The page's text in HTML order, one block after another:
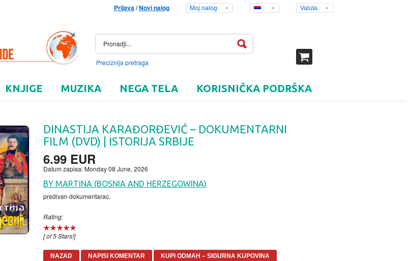
Prijava/Novi nalog Moj nalog Valuta
Preciznija pretraga
KNJIGE MUZIKA NEGA TELA KORISNIČKA PODRŠKA
DINASTIJA KARAĐORĐEVIĆ – DOKUMENTARNI
FILM (DVD) | ISTORIJA SRBIJE
6.99 EUR
Datum zapisa: Monday 08 June, 2026
BY MARTINA (BOSNIA AND HERZEGOWINA)
predivan dokumentarac.
Rating:
[ of 5 Stars!]
NAZAD NAPISI KOMENTAR KUPI ODMAH – SIGURNA KUPOVINA